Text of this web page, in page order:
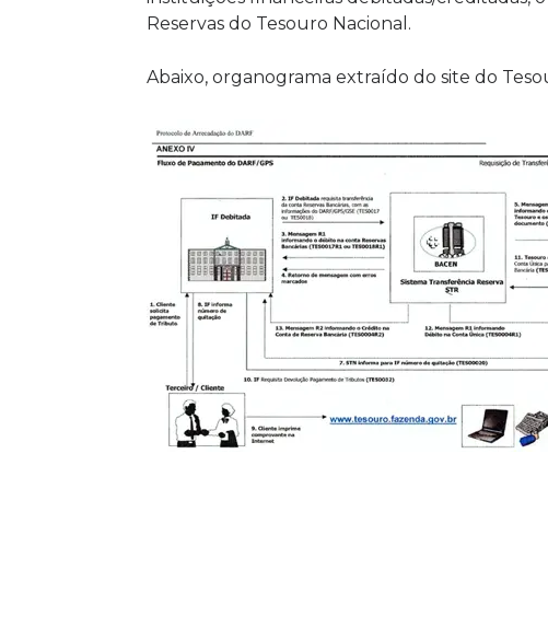
Reservas do Tesouro Nacional.
Abaixo, organograma extraído do site do